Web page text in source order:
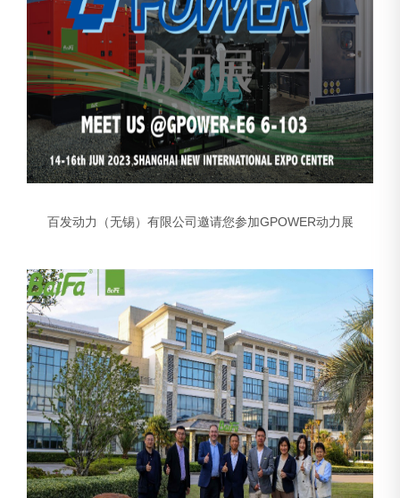
百发动力（无锡）有限公司邀请您参加GPOWER动力展